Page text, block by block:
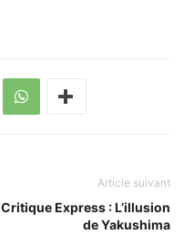
Article suivant
Critique Express : L’illusion
de Yakushima